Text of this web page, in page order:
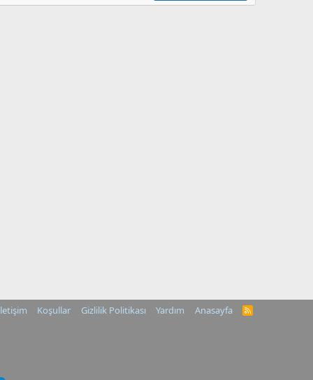
Koşullar Gizlilik Politikası Yardım Anasayfa
R